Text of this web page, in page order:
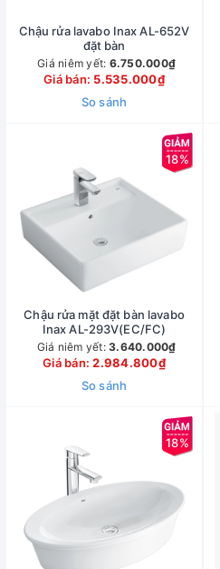
Chậu rửa lavabo Inax AL-652V
đặt bàn
Giá niêm yết: 6.750.000₫
Giá bán: 5.535.000₫
So sánh
18%
Chậu rửa mặt đặt bàn lavabo
Inax AL-293V(EC/FC)
Giá niêm yết: 3.640.000₫
Giá bán:2.984.800₫
So sánh
18%